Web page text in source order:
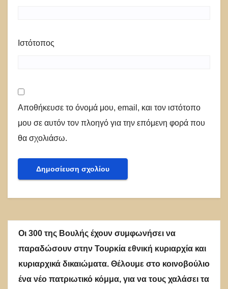
Ιστότοπος
Αποθήκευσε το όνομά μου, email, και τον ιστότοπο
μου σε αυτόν τον πλοηγό για την επόμενη φορά που
θα σχολιάσω.
Οι 300 της Βουλής έχουν συμφωνήσει να
παραδώσουν στην Τουρκία εθνική κυριαρχία και
κυριαρχικά δικαιώματα. Θέλουμε στο κοινοβούλιο
ένα νέο πατριωτικό κόμμα, για να τους χαλάσει τα